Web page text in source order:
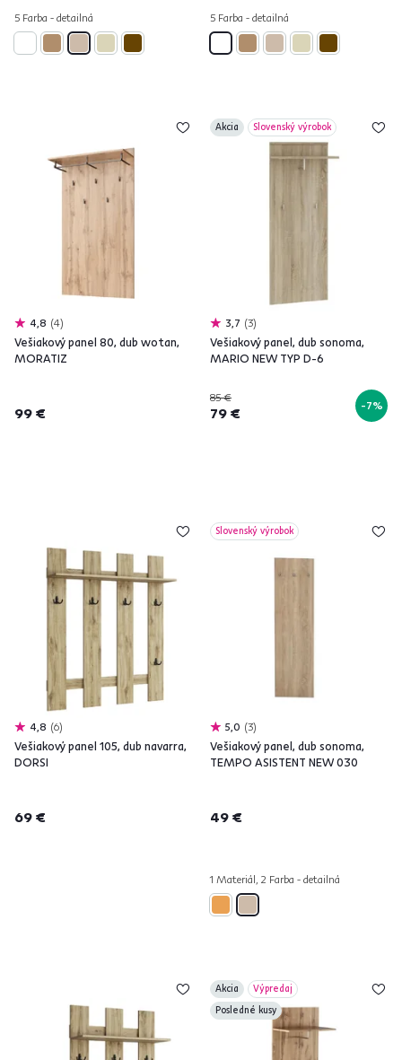
5 Farba - detailná 5 Farba - detailná
4,8 4
Vešiakový panel 80, dub wotan,
MORATIZ
99 €
Akcia Slovenský výrobok
3,7 3
Vešiakový panel, dub sonoma,
MARIO NEW TYP D-6
85 €
79 € -7%
4,8 6
Vešiakový panel 105, dub navarra,
DORSI
69 €
Slovenský výrobok
5,0 3
Vešiakový panel, dub sonoma,
TEMPO ASISTENT NEW 030
49 €
1 Materiál, 2 Farba - detailná
Akcia
Výpredaj
Posledné kusy